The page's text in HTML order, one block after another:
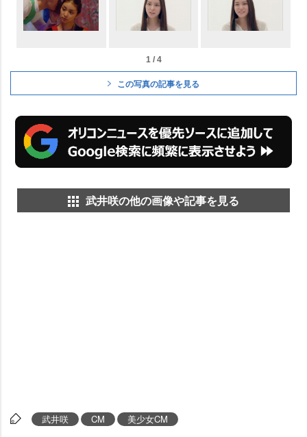
1 / 4
この写真の記事を見る
武井咲の他の画像や記事を見る
武井咲 CM 美少女CM